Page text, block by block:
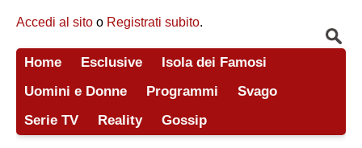
Accedi al sito o Registrati subito.
Home Esclusive
Isola dei Famosi
Uomini e Donne
Programmi
Svago
Serie TV
Reality Gossip